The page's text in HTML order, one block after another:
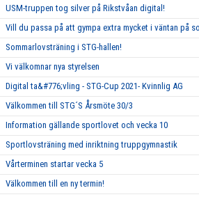
USM-truppen tog silver på Rikstvåan digital!
Vill du passa på att gympa extra mycket i väntan på
Sommarlovsträning i STG-hallen!
Vi välkomnar nya styrelsen
Digital ta&#776;vling - STG-Cup 2021- Kvinnlig AG
Välkommen till STG´S Årsmöte 30/3
Information gällande sportlovet och vecka 10
Sportlovsträning med inriktning truppgymnastik
Vårterminen startar vecka 5
Välkommen till en ny termin!